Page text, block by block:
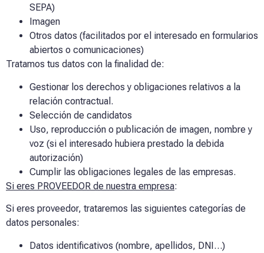
SEPA)
Imagen
Otros datos (facilitados por el interesado en formularios
abiertos o comunicaciones)
Tratamos tus datos con la finalidad de:
Gestionar los derechos y obligaciones relativos a la
relación contractual.
Selección de candidatos
Uso, reproducción o publicación de imagen, nombre y
voz (si el interesado hubiera prestado la debida
autorización)
Cumplir las obligaciones legales de las empresas.
Si eres PROVEEDOR de nuestra empresa:
Si eres proveedor, trataremos las siguientes categorías de
datos personales:
Datos identificativos (nombre, apellidos, DNI…)